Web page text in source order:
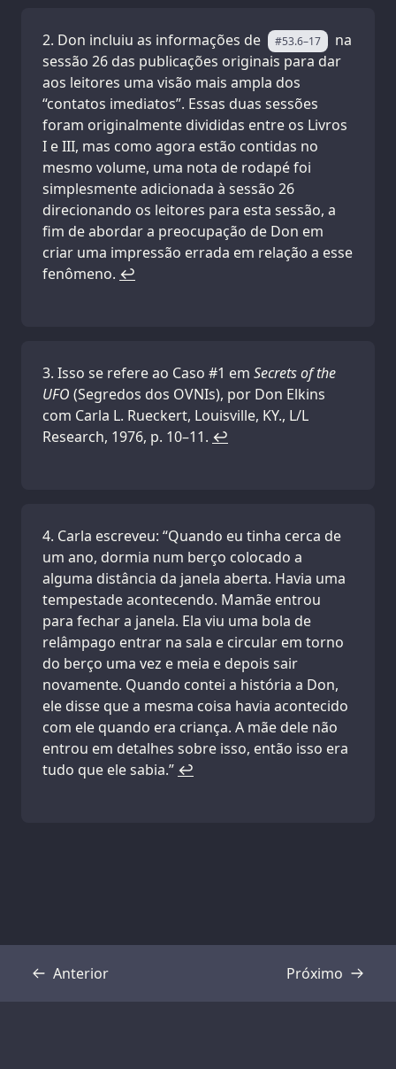
Don incluiu as informações de #53.6–17
na
sessão 26 das publicações originais para dar
aos leitores uma visão mais ampla dos
“contatos imediatos”. Essas duas sessões
foram originalmente divididas entre os Livros
I e III, mas como agora estão contidas no
mesmo volume, uma nota de rodapé foi
simplesmente adicionada à sessão 26
direcionando os leitores para esta sessão, a
fim de abordar a preocupação de Don em
criar uma impressão errada em relação a esse
fenômeno. ↩
Isso se refere ao Caso #1 em Secrets of the
UFO (Segredos dos OVNIs), por Don Elkins
com Carla L. Rueckert, Louisville, KY., L/L
Research, 1976, p. 10–11. ↩
Carla escreveu: “Quando eu tinha cerca de
um ano, dormia num berço colocado a
alguma distância da janela aberta. Havia uma
tempestade acontecendo. Mamãe entrou
para fechar a janela. Ela viu uma bola de
relâmpago entrar na sala e circular em torno
do berço uma vez e meia e depois sair
novamente. Quando contei a história a Don,
ele disse que a mesma coisa havia acontecido
com ele quando era criança. A mãe dele não
entrou em detalhes sobre isso, então isso era
tudo que ele sabia.” ↩
Anterior
Transcrição Próximo
Transcrição